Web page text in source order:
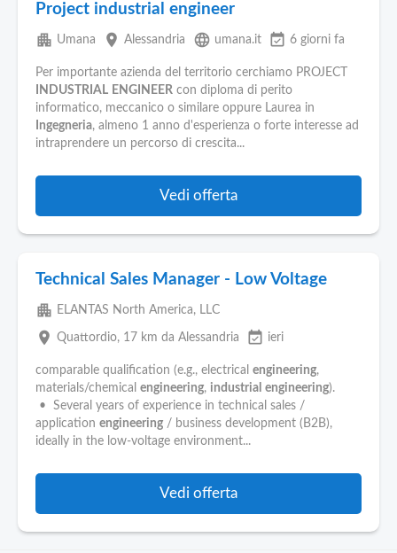
Project industrial engineer
apartment Umana place Alessandria language umana.it event_available 6 giorni fa
Per importante azienda del territorio cerchiamo PROJECT
INDUSTRIAL ENGINEER con diploma di perito
informatico, meccanico o similare oppure Laurea in
Ingegneria, almeno 1 anno d'esperienza o forte interesse ad
intraprendere un percorso di crescita...
Vedi offerta
Technical Sales Manager - Low Voltage
apartment ELANTAS North America, LLC
place Quattordio, 17 km da Alessandria event_available ieri
comparable qualification (e.g., electrical engineering,
materials/chemical engineering, industrial engineering).
• Several years of experience in technical sales /
application engineering / business development (B2B),
ideally in the low-voltage environment...
Vedi offerta